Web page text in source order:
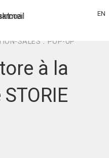
EN
SALES POP-UP
à la